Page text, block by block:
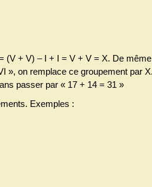
(V + V) – I + I = V + V = X. De
», on remplace ce groupement par
passer par « 17 + 14 = 31 »
Exemples :